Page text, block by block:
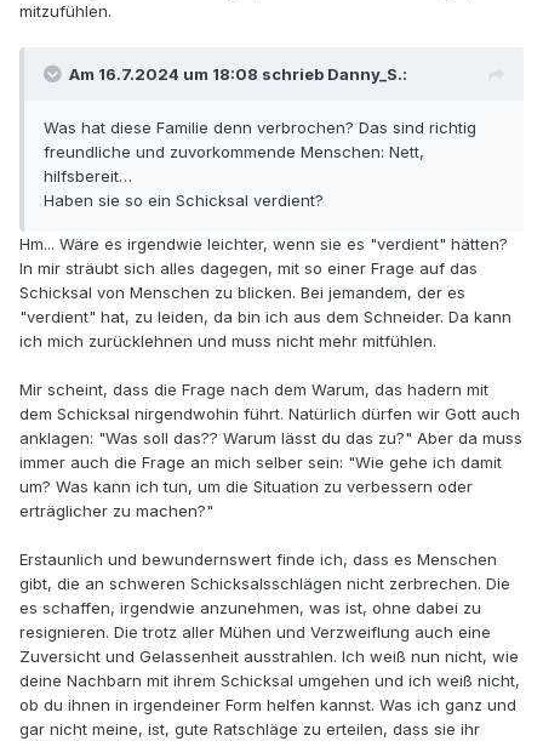
mitzufühlen.
Am 16.7.2024 um 18:08 schrieb Danny_S.:
Was hat diese Familie denn verbrochen? Das sind richtig
freundliche und zuvorkommende Menschen: Nett,
hilfsbereit…
Haben sie so ein Schicksal verdient?
Hm... Wäre es irgendwie leichter, wenn sie es "verdient" hätten?
In mir sträubt sich alles dagegen, mit so einer Frage auf das
Schicksal von Menschen zu blicken. Bei jemandem, der es
"verdient" hat, zu leiden, da bin ich aus dem Schneider. Da kann
ich mich zurücklehnen und muss nicht mehr mitfühlen.
Mir scheint, dass die Frage nach dem Warum, das hadern mit
dem Schicksal nirgendwohin führt. Natürlich dürfen wir Gott auch
anklagen: "Was soll das?? Warum lässt du das zu?" Aber da muss
immer auch die Frage an mich selber sein: "Wie gehe ich damit
um? Was kann ich tun, um die Situation zu verbessern oder
erträglicher zu machen?"
Erstaunlich und bewundernswert finde ich, dass es Menschen
gibt, die an schweren Schicksalsschlägen nicht zerbrechen. Die
es schaffen, irgendwie anzunehmen, was ist, ohne dabei zu
resignieren. Die trotz aller Mühen und Verzweiflung auch eine
Zuversicht und Gelassenheit ausstrahlen. Ich weiß nun nicht, wie
deine Nachbarn mit ihrem Schicksal umgehen und ich weiß nicht,
ob du ihnen in irgendeiner Form helfen kannst. Was ich ganz und
gar nicht meine, ist, gute Ratschläge zu erteilen, dass sie ihr